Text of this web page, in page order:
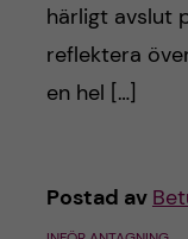
härligt avslut
reflektera
en hel […]
Postad av